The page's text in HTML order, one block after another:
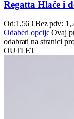
Regatta Hlače i
Od:1,56 €Bez pdv:
Odaberi opcije Ovaj
odabrati na stranici
OUTLET